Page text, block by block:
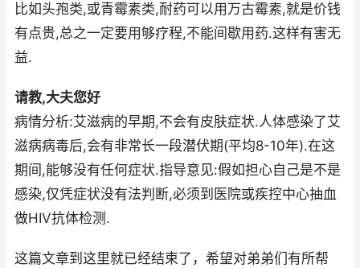
比如头孢类,或青霉素类,耐药可以用万古霉素,就是价钱
有点贵,总之一定要用够疗程,不能间歇用药.这样有害无
益.
请教,大夫您好
病情分析:艾滋病的早期,不会有皮肤症状.人体感染了艾
滋病病毒后,会有非常长一段潜伏期(平均8-10年).在这
期间,能够没有任何症状.指导意见:假如担心自己是不是
感染,仅凭症状没有法判断,必须到医院或疾控中心抽血
做HIV抗体检测.
这篇文章到这里就已经结束了，希望对弟弟们有所帮